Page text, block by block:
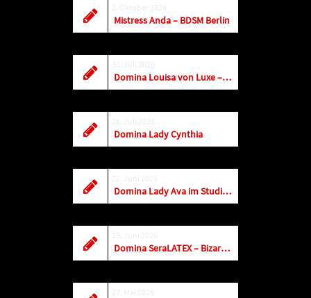
Mistress Anda – BDSM Berlin
Domina Louisa von Luxe – AUGUST 2026
Domina Lady Cynthia
Domina Lady Ava im Studio Mabella in Mettmann
Domina SeraLATEX – Bizarrladies & Dominas in Halle Saale, Sachsen-Anhalt